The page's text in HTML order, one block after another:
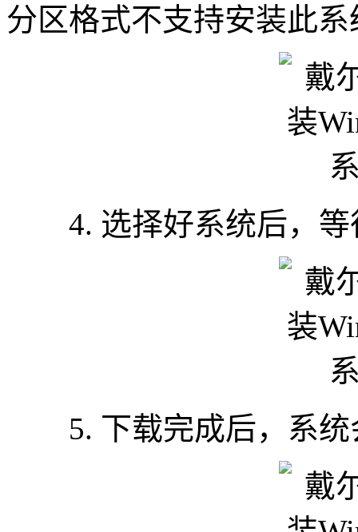
分区格式不支持安装此系
4. 选择好系统后，等
5. 下载完成后，系统